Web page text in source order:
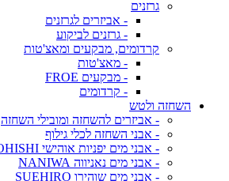
גרזנים
- אביזרים לגרזנים
- גרזנים לביקוע
קרדומים, מבקעים ומאצ'טות
- מאצ'טות
- מבקעים FROE
- קרדומים
השחזה ולטש
- אביזרים להשחזה ומובילי השחזה
- אבני השחזה לכלי גילוף
- אבני מים יפניות אוהישי OHISHI
- אבני מים נאניווה NANIWA
- אבני מים שוהירו SUEHIRO